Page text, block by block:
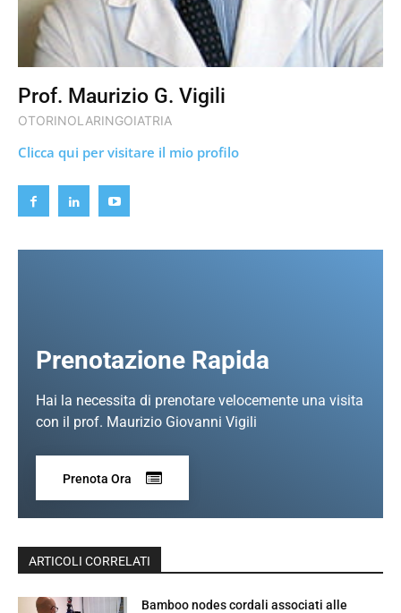
Prof. Maurizio G. Vigili
OTORINOLARINGOIATRIA
Clicca qui per visitare il mio profilo
Prenotazione Rapida
Hai la necessita di prenotare velocemente una visita
con il prof. Maurizio Giovanni Vigili
Prenota Ora
ARTICOLI CORRELATI
Bamboo nodes cordali associati alle